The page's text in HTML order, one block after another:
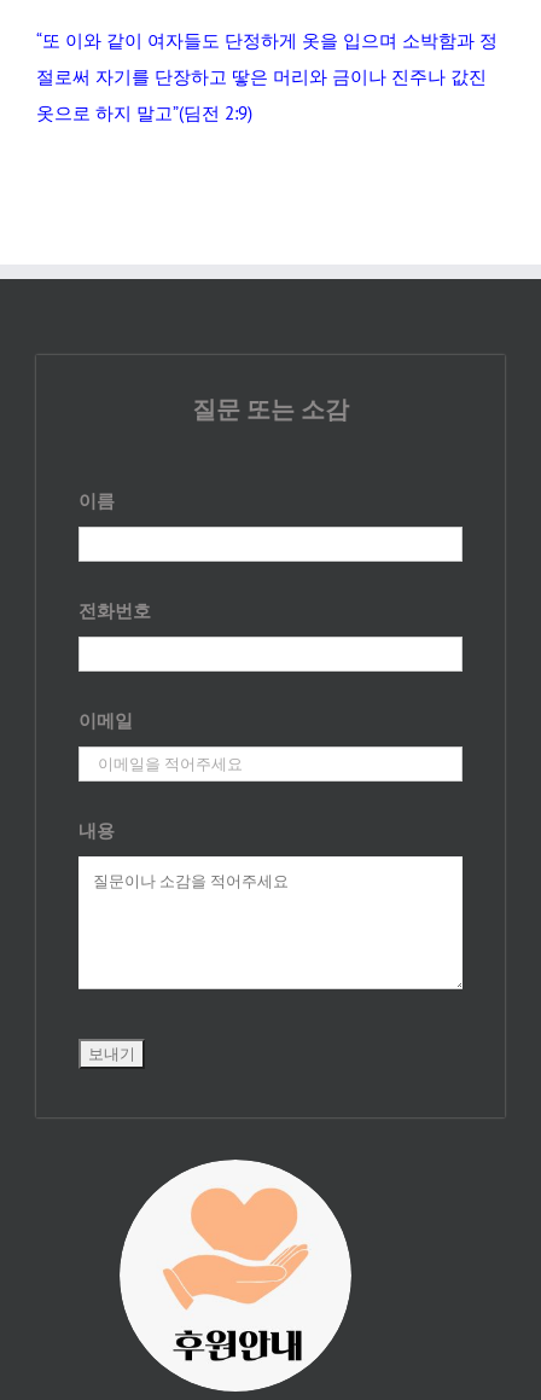
“또 이와 같이 여자들도 단정하게 옷을 입으며 소박함과 정
절로써 자기를 단장하고 땋은 머리와 금이나 진주나 값진
옷으로 하지 말고”(딤전 2:9)
질문 또는 소감
이름
전화번호
이메일
내용
진리횃불 사역은
여러분의 후원으
로 이루어집니다.